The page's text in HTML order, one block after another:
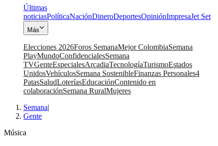
Últimas
noticiasPolíticaNaciónDineroDeportesOpiniónImpresaJet Set
Más
Elecciones 2026Foros SemanaMejor ColombiaSemana
PlayMundoConfidencialesSemana
TVGenteEspecialesArcadiaTecnologíaTurismoEstados
UnidosVehículosSemana SostenibleFinanzas Personales4
PatasSaludLoteríasEducaciónContenido en
colaboraciónSemana RuralMujeres
Semana|
Gente
Música